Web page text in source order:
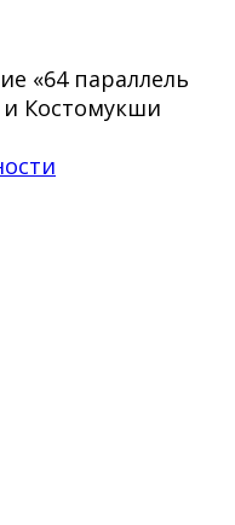
«64 параллель
Костомукши